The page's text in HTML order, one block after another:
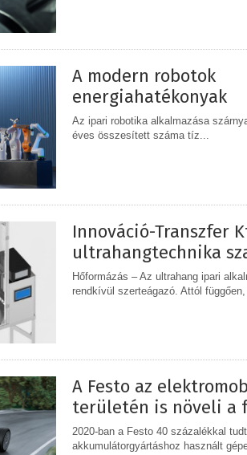
A modern robotok
energiahatékonyak
Az ipari robotika alkalmazása
éves összesített száma tíz...
Innováció-Transzfer
ultrahangtechnika
Hőformázás – Az ultrahang ipari
rendkívül szerteágazó. Attól függően,
A Festo az
területén is növeli a
2020-ban a Festo 40 százalékkal
akkumulátorgyártáshoz használt